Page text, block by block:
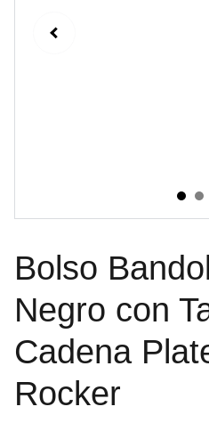
Bolso
Negro con
Cadena
Rocker